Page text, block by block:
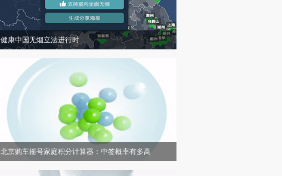
健康中国无烟立法进行时
北京购车摇号家庭积分计算器：中签概率有多高